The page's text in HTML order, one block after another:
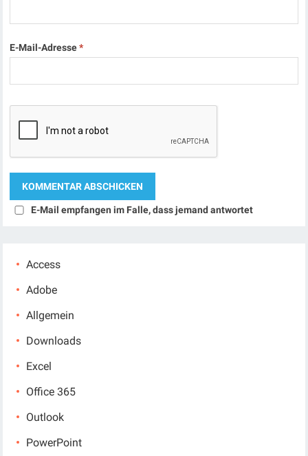
E-Mail-Adresse*
E-Mail empfangen im Falle, dass jemand antwortet
Access
Adobe
Allgemein
Downloads
Excel
Office 365
Outlook
PowerPoint